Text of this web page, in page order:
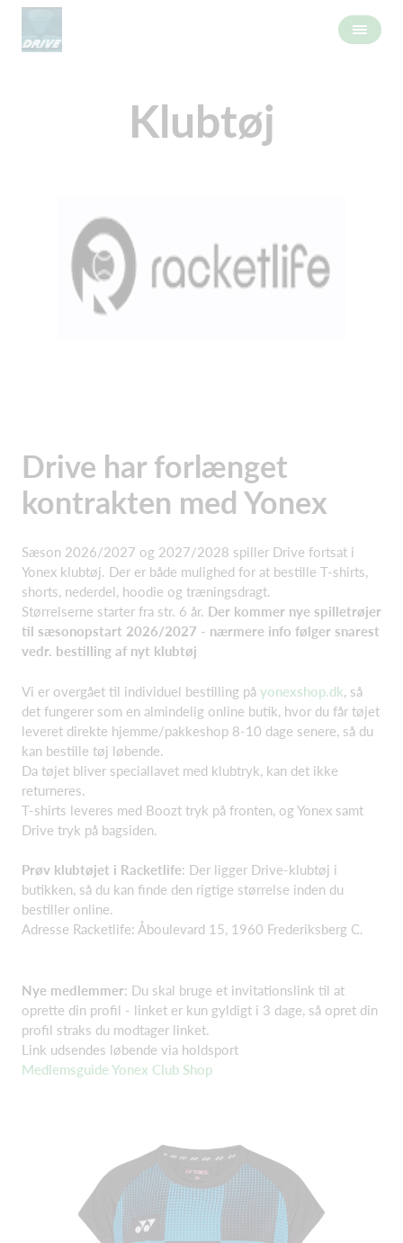
Klubtøj
Drive har forlænget
kontrakten med Yonex
Sæson 2026/2027 og 2027/2028 spiller Drive fortsat i
Yonex klubtøj. Der er både mulighed for at bestille T-shirts,
shorts, nederdel, hoodie og træningsdragt.
Størrelserne starter fra str. 6 år. Der kommer nye spilletrøjer
til sæsonopstart 2026/2027 - nærmere info følger snarest
vedr. bestilling af nyt klubtøj
Vi er overgået til individuel bestilling på yonexshop.dk , så
det fungerer som en almindelig online butik, hvor du får tøjet
leveret direkte hjemme/pakkeshop 8-10 dage senere, så du
kan bestille tøj løbende.
Da tøjet bliver speciallavet med klubtryk, kan det ikke
returneres.
T-shirts leveres med Boozt tryk på fronten, og Yonex samt
Drive tryk på bagsiden.
Prøv klubtøjet i Racketlife: Der ligger Drive-klubtøj i
butikken, så du kan finde den rigtige størrelse inden du
bestiller online.
Adresse Racketlife: Åboulevard 15, 1960 Frederiksberg C.
Nye medlemmer: Du skal bruge et invitationslink til at
oprette din profil - linket er kun gyldigt i 3 dage, så opret din
profil straks du modtager linket.
Link udsendes løbende via holdsport
Medlemsguide Yonex Club Shop